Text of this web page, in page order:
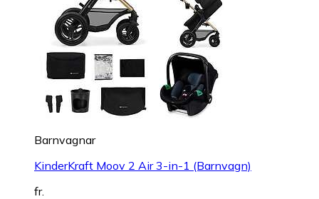
Barnvagnar
KinderKraft Moov 2 Air 3-in-1 (Barnvagn)
fr.